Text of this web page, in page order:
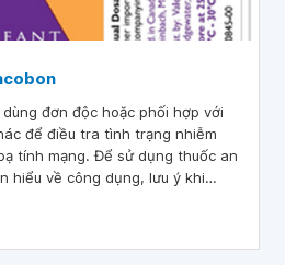
đơn độc hoặc phối hợp với
để điều tra tình trạng nhiễm
tính mạng. Để sử dụng thuốc an
hiểu về công dụng, lưu ý khi